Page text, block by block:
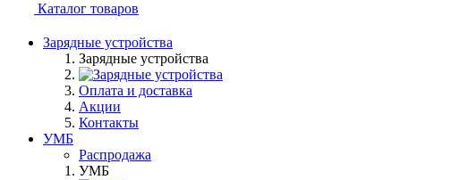
Каталог товаров
Зарядные устройства
Зарядные устройства
Оплата и доставка
Акции
Контакты
УМБ
Распродажа
УМБ